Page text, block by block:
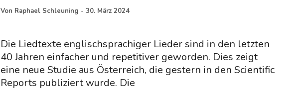
Von Raphael Schleuning - 30. März 2024
Die Liedtexte englischsprachiger Lieder sind in den letzten
40 Jahren einfacher und repetitiver geworden. Dies zeigt
eine neue Studie aus Österreich, die gestern in den Scientific
Reports publiziert wurde. Die